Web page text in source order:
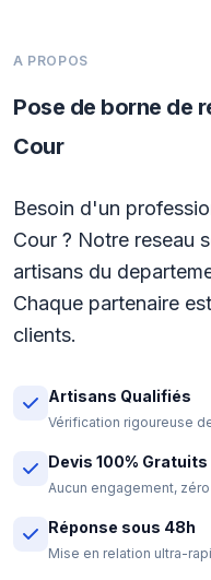
A PROPOS
Pose de borne de
Cour
Besoin d'un
Cour ? Notre reseau
artisans du
Chaque partenaire
clients.
Artisans Qualifiés
Vérification rigoureuse
Devis 100% Gratuits
Aucun engagement,
Réponse sous 48h
Mise en relation ultra-